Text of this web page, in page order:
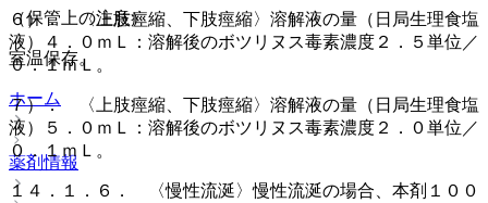
（保管上の注意）
室温保存。
ホーム
薬剤情報
６）． 〈上肢痙縮、下肢痙縮〉溶解液の量（日局生理食塩
液）４．０ｍＬ：溶解後のボツリヌス毒素濃度２．５単位／
０．１ｍＬ。
７）． 〈上肢痙縮、下肢痙縮〉溶解液の量（日局生理食塩
液）５．０ｍＬ：溶解後のボツリヌス毒素濃度２．０単位／
０．１ｍＬ。
１４．１．６． 〈慢性流涎〉慢性流涎の場合、本剤１００